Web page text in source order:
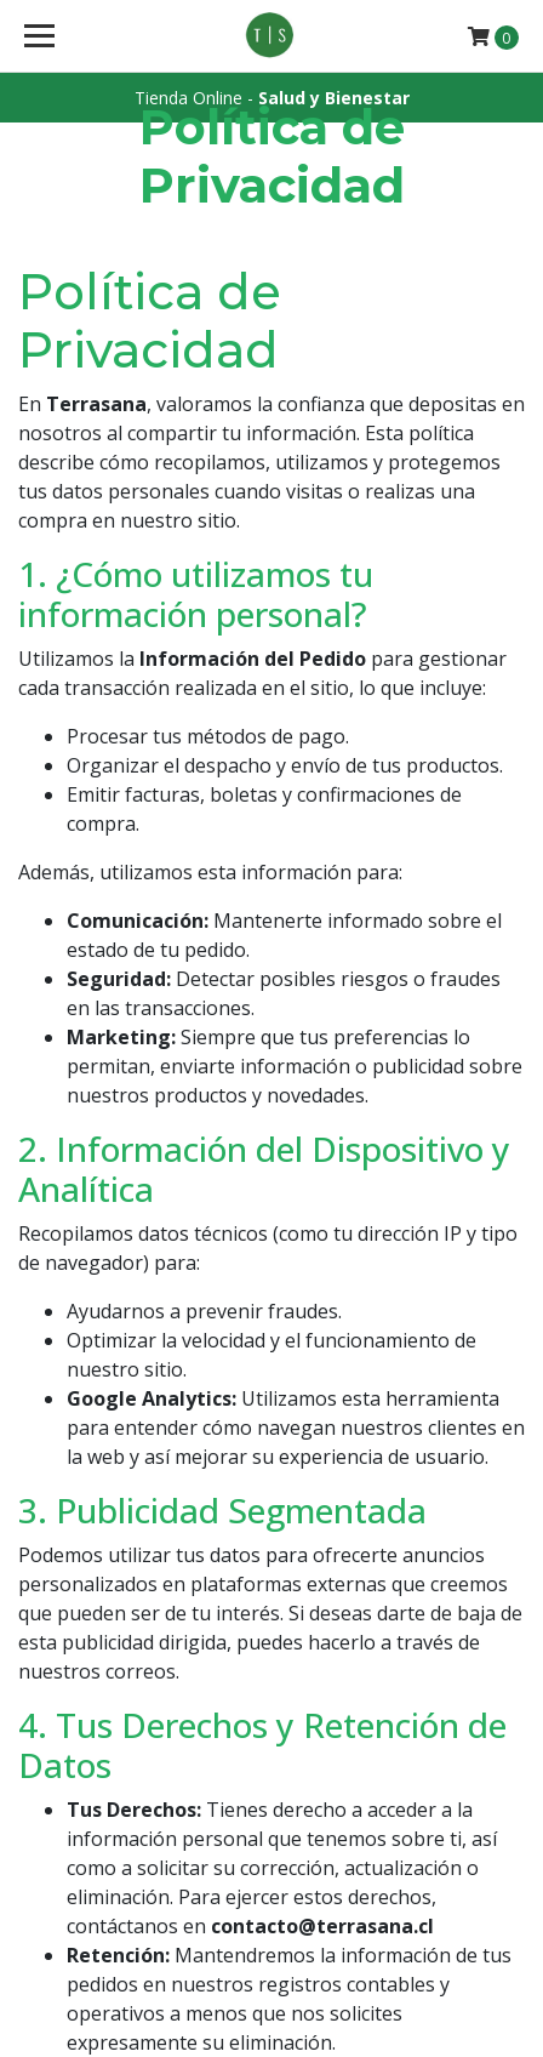
Tienda Online - Salud y Bienestar
0
Política de
Privacidad
Política de
Privacidad
En Terrasana, valoramos la confianza que depositas en
nosotros al compartir tu información. Esta política
describe cómo recopilamos, utilizamos y protegemos
tus datos personales cuando visitas o realizas una
compra en nuestro sitio.
1. ¿Cómo utilizamos tu
información personal?
Utilizamos la Información del Pedido para gestionar
cada transacción realizada en el sitio, lo que incluye:
Procesar tus métodos de pago.
Organizar el despacho y envío de tus productos.
Emitir facturas, boletas y confirmaciones de
compra.
Además, utilizamos esta información para:
Comunicación: Mantenerte informado sobre el
estado de tu pedido.
Seguridad: Detectar posibles riesgos o fraudes
en las transacciones.
Marketing:Siempre que tus preferencias lo
permitan, enviarte información o publicidad sobre
nuestros productos y novedades.
2. Información del Dispositivo y
Analítica
Recopilamos datos técnicos (como tu dirección IP y tipo
de navegador) para:
Ayudarnos a prevenir fraudes.
Optimizar la velocidad y el funcionamiento de
nuestro sitio.
Google Analytics: Utilizamos esta herramienta
para entender cómo navegan nuestros clientes en
la web y así mejorar su experiencia de usuario.
3. Publicidad Segmentada
Podemos utilizar tus datos para ofrecerte anuncios
personalizados en plataformas externas que creemos
que pueden ser de tu interés. Si deseas darte de baja de
esta publicidad dirigida, puedes hacerlo a través de
nuestros correos.
4. Tus Derechos y Retención de
Datos
Tus Derechos: Tienes derecho a acceder a la
información personal que tenemos sobre ti, así
como a solicitar su corrección, actualización o
eliminación. Para ejercer estos derechos,
contáctanos en contacto@terrasana.cl
Retención: Mantendremos la información de tus
pedidos en nuestros registros contables y
operativos a menos que nos solicites
expresamente su eliminación.